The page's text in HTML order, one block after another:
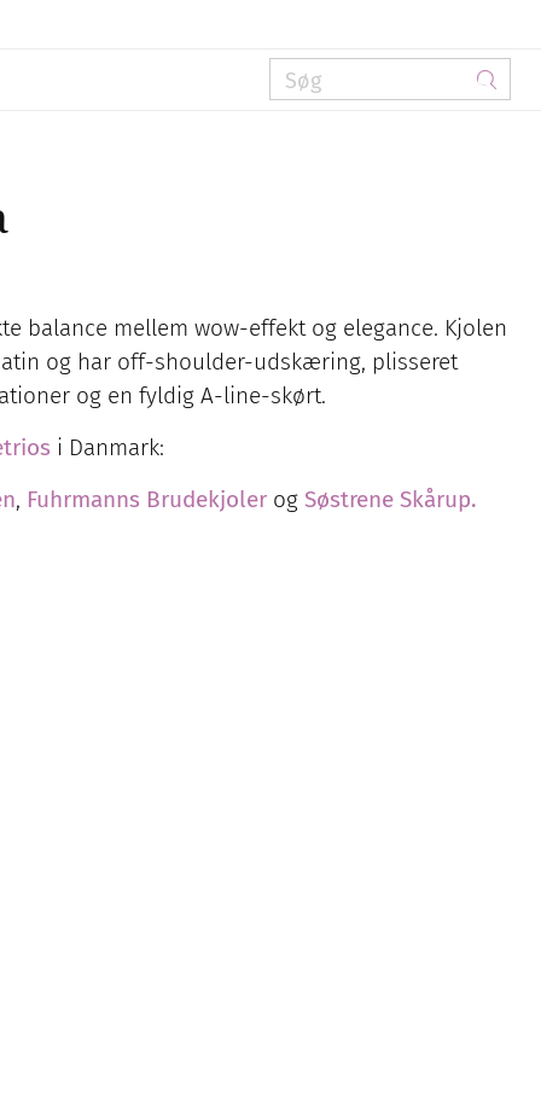
balance mellem wow-effekt og elegance. Kjolen
og har off-shoulder-udskæring, plisseret
og en fyldig A-line-skørt.
i Danmark:
, Fuhrmanns Brudekjolerog Søstrene Skårup.